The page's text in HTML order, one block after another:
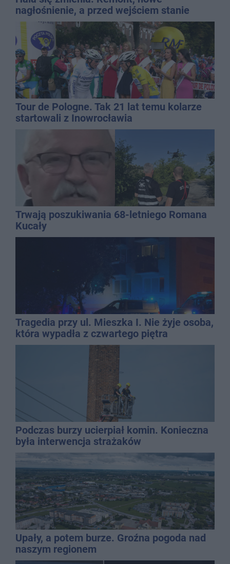
nagłośnienie, a przed wejściem stanie
QEMETICA ARENA
Tour de Pologne. Tak 21 lat temu kolarze
startowali z Inowrocławia
Trwają poszukiwania 68-letniego Romana
Kucały
Tragedia przy ul. Mieszka I. Nie żyje osoba,
która wypadła z czwartego piętra
Podczas burzy ucierpiał komin. Konieczna
była interwencja strażaków
Upały, a potem burze. Groźna pogoda nad
naszym regionem